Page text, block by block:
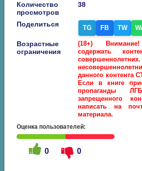
Количество
просмотров
38
Поделиться TG FB TW
Возрастные
ограничения
(18+)
содержать
данного
Если в книге
пропаганды
запрещенного
написать на
материала.
Оценка пользователей:
0 0